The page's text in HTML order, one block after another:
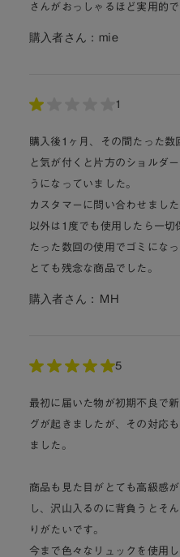
さんがおっしゃるほど実用的
購入者さん： mie
1
購入後1ヶ月、その間たった
と気が付くと片方のショルダ
うになっていました。
カスタマーに問い合わせまし
以外は1度でも使用したら一切
たった数回の使用でゴミにな
とても残念な商品でした。
購入者さん： ＭH
5
最初に届いた物が初期不良で
グが起きましたが、その対応
ました。
商品も見た目がとても高級感
し、沢山入るのに背負うとそ
りがたいです。
今まで色々なリュックを使用